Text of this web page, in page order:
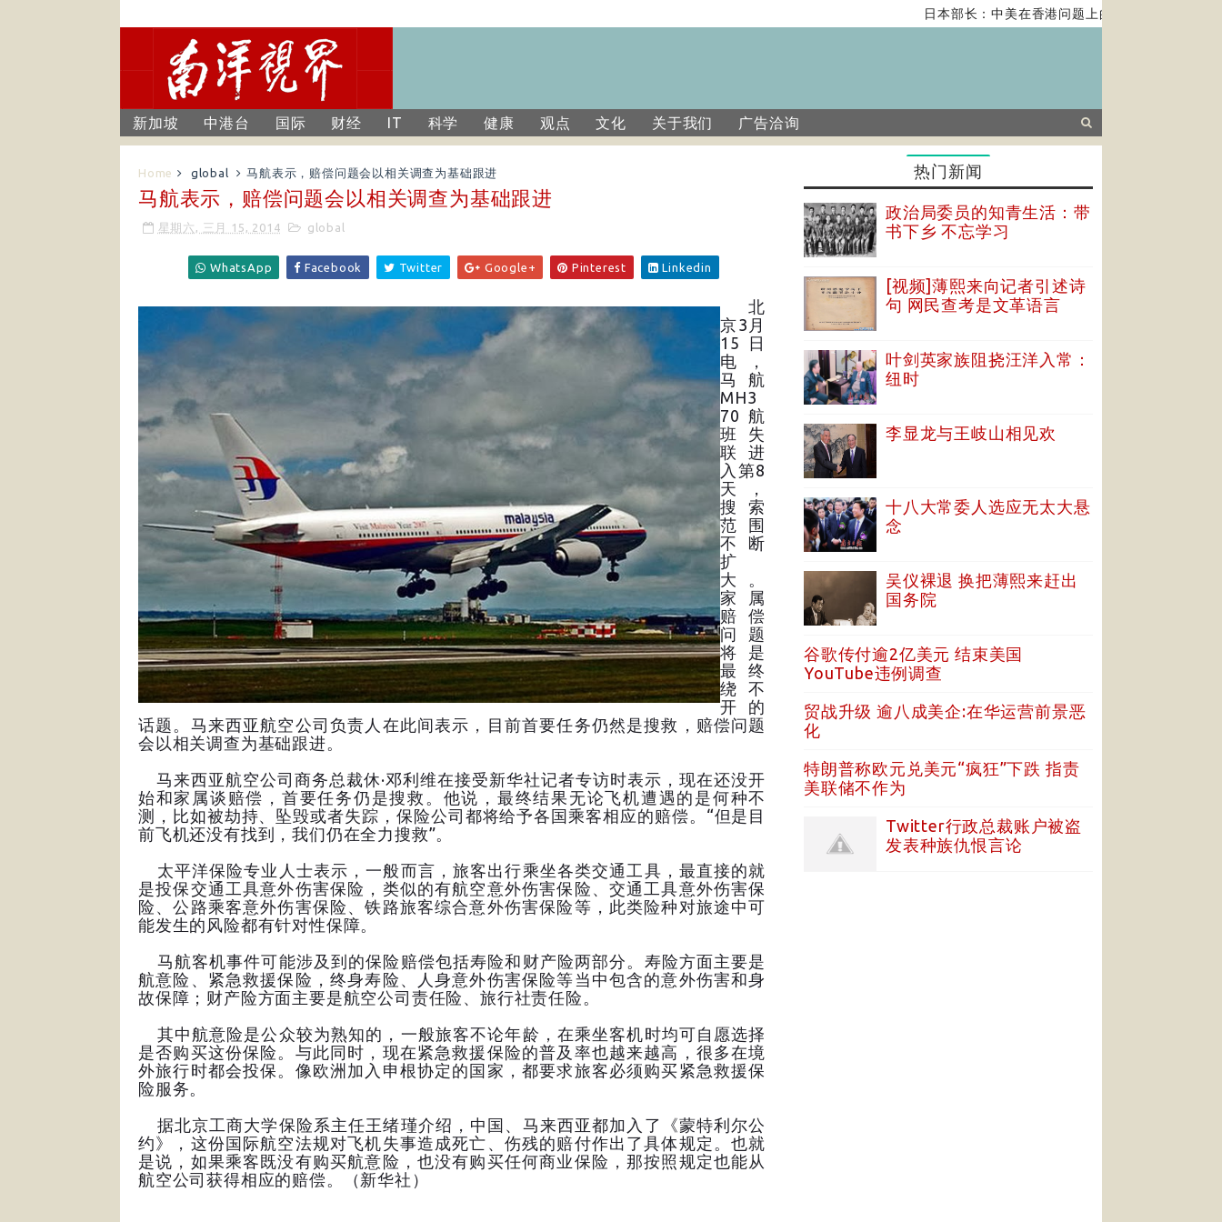
日本部长：中美在香港问题上的紧张关系对全球经济
新加坡 中港台 国际 财经 IT 科学 健康 观点 文化 关于我们 广告洽询
Home global 马航表示，赔偿问题会以相关调查为基础跟进
马航表示，赔偿问题会以相关调查为基础跟进
星期六, 三月 15, 2014 global
WhatsApp Facebook Twitter Google+ Pinterest Linkedin
北
京3月
15日
电，
马航
MH3
70航
班失
联进
入第8
天，
搜索
范围
不断
扩
大。
家属
赔偿
问题
将是
最终
绕不
开的
话题。马来西亚航空公司负责人在此间表示，目前首要任务仍然是搜救，赔偿问题
会以相关调查为基础跟进。
马来西亚航空公司商务总裁休·邓利维在接受新华社记者专访时表示，现在还没开
始和家属谈赔偿，首要任务仍是搜救。他说，最终结果无论飞机遭遇的是何种不
测，比如被劫持、坠毁或者失踪，保险公司都将给予各国乘客相应的赔偿。“但是目
前飞机还没有找到，我们仍在全力搜救”。
太平洋保险专业人士表示，一般而言，旅客出行乘坐各类交通工具，最直接的就
是投保交通工具意外伤害保险，类似的有航空意外伤害保险、交通工具意外伤害保
险、公路乘客意外伤害保险、铁路旅客综合意外伤害保险等，此类险种对旅途中可
能发生的风险都有针对性保障。
马航客机事件可能涉及到的保险赔偿包括寿险和财产险两部分。寿险方面主要是
航意险、紧急救援保险，终身寿险、人身意外伤害保险等当中包含的意外伤害和身
故保障；财产险方面主要是航空公司责任险、旅行社责任险。
其中航意险是公众较为熟知的，一般旅客不论年龄，在乘坐客机时均可自愿选择
是否购买这份保险。与此同时，现在紧急救援保险的普及率也越来越高，很多在境
外旅行时都会投保。像欧洲加入申根协定的国家，都要求旅客必须购买紧急救援保
险服务。
据北京工商大学保险系主任王绪瑾介绍，中国、马来西亚都加入了《蒙特利尔公
约》，这份国际航空法规对飞机失事造成死亡、伤残的赔付作出了具体规定。也就
是说，如果乘客既没有购买航意险，也没有购买任何商业保险，那按照规定也能从
航空公司获得相应的赔偿。（新华社）
热门新闻
政治局委员的知青生活：带
书下乡 不忘学习
[视频]薄熙来向记者引述诗
句 网民查考是文革语言
叶剑英家族阻挠汪洋入常：
纽时
李显龙与王岐山相见欢
十八大常委人选应无太大悬
念
吴仪裸退 换把薄熙来赶出
国务院
谷歌传付逾2亿美元 结束美国
YouTube违例调查
贸战升级 逾八成美企:在华运营前景恶
化
特朗普称欧元兑美元“疯狂”下跌 指责
美联储不作为
Twitter行政总裁账户被盗
发表种族仇恨言论